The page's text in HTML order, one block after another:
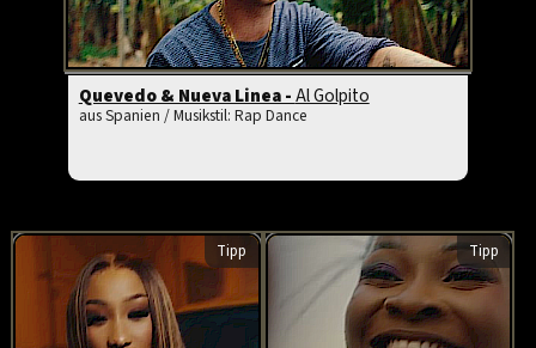
Quevedo & Nueva Linea -Al Golpito
aus Spanien / Musikstil: Rap Dance
Tipp Tipp